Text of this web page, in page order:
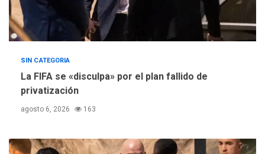
SIN CATEGORIA
La FIFA se «disculpa» por el plan fallido de
privatización
agosto 6, 2026 163